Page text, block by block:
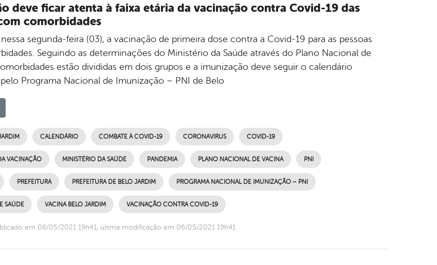
deve ficar atenta à faixa etária da vacinação contra Covid-19 das
comorbidades
segunda-feira (03), a vacinação de primeira dose contra a Covid-19 para as pessoas
Seguindo as determinações do Ministério da Saúde através do Plano Nacional de
estão divididas em dois grupos e a imunização deve seguir o calendário
Programa Nacional de Imunização – PNI de Belo
CALENDÁRIO COMBATE À COVID-19 CORONAVIRUS COVID-19
VACINAÇÃO MINISTÉRIO DA SAÚDE PANDEMIA PLANO NACIONAL DE VACINA PNI
PREFEITURA PREFEITURA DE BELO JARDIM PROGRAMA NACIONAL DE IMUNIZAÇÃO – PNI
SAÚDE VACINA BELO JARDIM VACINAÇÃO CONTRA COVID-19
em 06/05/2021 19h41, última modificação em 06/05/2021 19h41